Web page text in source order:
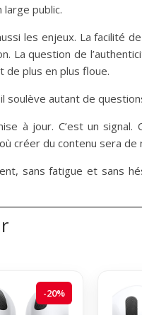
public.
les enjeux. La facilité
La question de
plus en plus floue.
soulève autant de
à jour. C’est un signal.
créer du contenu sera
sans fatigue et sans
-20%